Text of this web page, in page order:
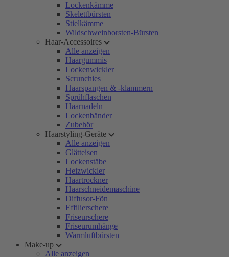
Lockenkämme
Skelettbürsten
Stielkämme
Wildschweinborsten-Bürsten
Haar-Accessoires
Alle anzeigen
Haargummis
Lockenwickler
Scrunchies
Haarspangen & -klammern
Sprühflaschen
Haarnadeln
Lockenbänder
Zubehör
Haarstyling-Geräte
Alle anzeigen
Glätteisen
Lockenstäbe
Heizwickler
Haartrockner
Haarschneidemaschine
Diffusor-Fön
Effilierschere
Friseurschere
Friseurumhänge
Warmluftbürsten
Make-up
Alle anzeigen